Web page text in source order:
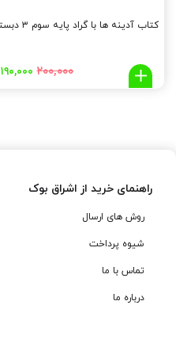
کتاب آدینه ها با گراد پایه سوم ۳ دبستان
۲۰۰,۰۰۰ قیمت
۱۹۰,۰۰۰
راهنمای خرید از اشراق بوک
روش های ارسال
شیوه پرداخت
تماس با ما
درباره ما